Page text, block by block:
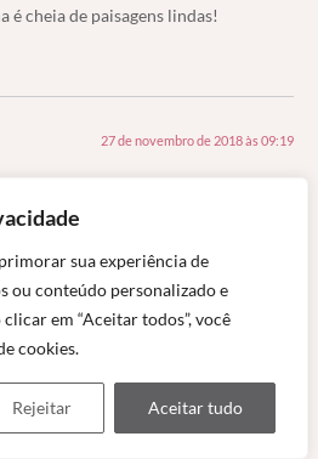
sua experiência de
ou conteúdo personalizado e
em “Aceitar todos”, você
cookies.
Rejeitar Aceitar tudo
é cheia de paisagens lindas!
27 de novembro de 2018 às 09:19
a hora de conhecer!
futuras referencias – que seja em
29 de novembro de 2018 às 13:26